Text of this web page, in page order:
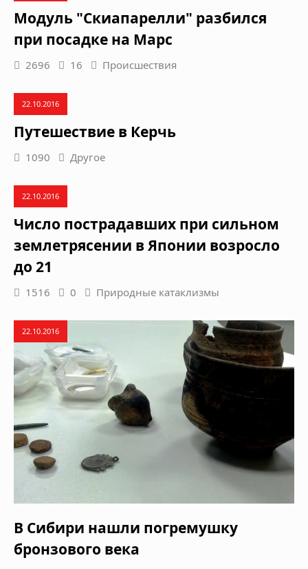
Модуль "Скиапарелли" разбился
при посадке на Марс
2696 16 Происшествия
22.10.2016
Путешествие в Керчь
1090 Другое
22.10.2016
Число пострадавших при сильном
землетрясении в Японии возросло
до 21
1516 0 Природные катаклизмы
22.10.2016
В Сибири нашли погремушку
бронзового века